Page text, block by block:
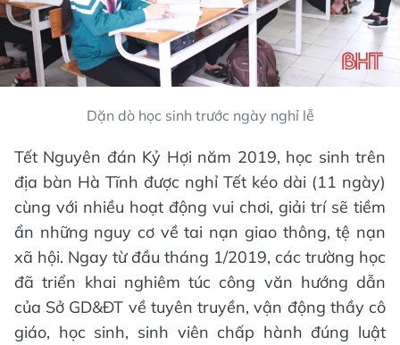
Dặn dò học sinh trước ngày nghỉ lễ
Tết Nguyên đán Kỷ Hợi năm 2019, học sinh trên
địa bàn Hà Tĩnh được nghỉ Tết kéo dài (11 ngày)
cùng với nhiều hoạt động vui chơi, giải trí sẽ tiềm
ẩn những nguy cơ về tai nạn giao thông, tệ nạn
xã hội. Ngay từ đầu tháng 1/2019, các trường học
đã triển khai nghiêm túc công văn hướng dẫn
của Sở GD&ĐT về tuyên truyền, vận động thầy cô
giáo, học sinh, sinh viên chấp hành đúng luật